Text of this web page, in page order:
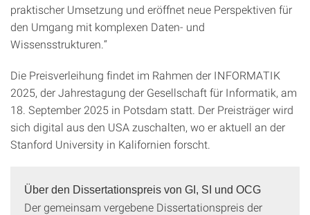
praktischer Umsetzung und eröffnet neue Perspektiven für
den Umgang mit komplexen Daten- und
Wissensstrukturen.“
Die Preisverleihung findet im Rahmen der INFORMATIK
2025, der Jahrestagung der Gesellschaft für Informatik, am
18. September 2025 in Potsdam statt. Der Preisträger wird
sich digital aus den USA zuschalten, wo er aktuell an der
Stanford University in Kalifornien forscht.
Über den Dissertationspreis von GI, SI und OCG
Der gemeinsam vergebene Dissertationspreis der